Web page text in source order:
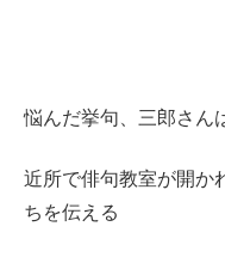
悩んだ挙句、三郎さん
近所で俳句教室が開か
ちを伝える